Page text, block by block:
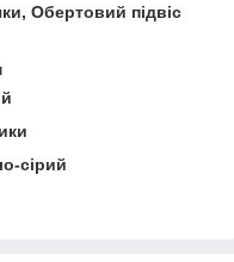
Обертовий підвіс
сірий